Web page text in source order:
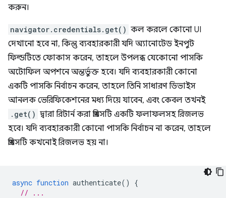
করুন।
navigator.credentials.get() কল করলে কোনো UI
দেখানো হবে না, কিন্তু ব্যবহারকারী যদি অ্যানোটেড ইনপুট
ফিল্ডটিতে ফোকাস করেন, তাহলে উপলব্ধ যেকোনো পাসকি
অটোফিল অপশনে অন্তর্ভুক্ত হবে। যদি ব্যবহারকারী কোনো
একটি পাসকি নির্বাচন করেন, তাহলে তিনি সাধারণ ডিভাইস
আনলক ভেরিফিকেশনের মধ্য দিয়ে যাবেন, এবং কেবল তখনই
.get() দ্বারা রিটার্ন করা প্রমিসটি একটি ফলাফলসহ রিজলভ
হবে। যদি ব্যবহারকারী কোনো পাসকি নির্বাচন না করেন, তাহলে
প্রমিসটি কখনোই রিজলভ হয় না।
async function authenticate()
{
// ...